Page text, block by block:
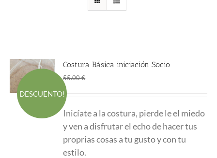
DESCUENTO!
Costura Básica iniciación Socio
55.00€
era:
55.00 €.
es:
45.00 €.
Inicíate a la costura, pierde le el miedo
y ven a disfrutar el echo de hacer tus
proprias cosas a tu gusto y con tu
estilo.